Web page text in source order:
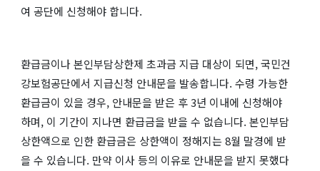
여 공단에 신청해야 합니다.
환급금이나 본인부담상한제 초과금 지급 대상이 되면, 국민건
강보험공단에서 지급신청 안내문을 발송합니다. 수령 가능한
환급금이 있을 경우, 안내문을 받은 후 3년 이내에 신청해야
하며, 이 기간이 지나면 환급금을 받을 수 없습니다. 본인부담
상한액으로 인한 환급금은 상한액이 정해지는 8월 말경에 받
을 수 있습니다. 만약 이사 등의 이유로 안내문을 받지 못했다